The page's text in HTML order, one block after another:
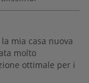
mia casa nuova
molto
ottimale per i